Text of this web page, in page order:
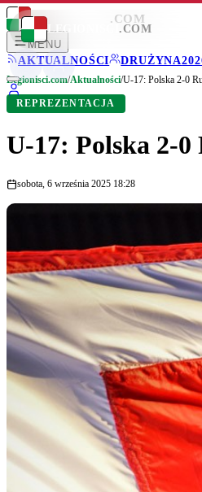
LEGIONISCI .COM
MENU
AKTUALNOŚCI
DRUŻYNA
LEGIONISCI .COM
Legionisci.com/Aktualności/U-17: Polska 2-0
REPREZENTACJA
U-17: Polska 2-
sobota, 6 września 2025 18:28